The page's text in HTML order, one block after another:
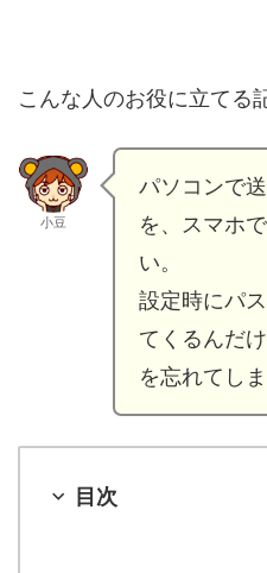
こんな人のお役に立てる
小豆
パソコンで
を、スマホ
い。
設定時にパ
てくるんだ
を忘れてしま
目次